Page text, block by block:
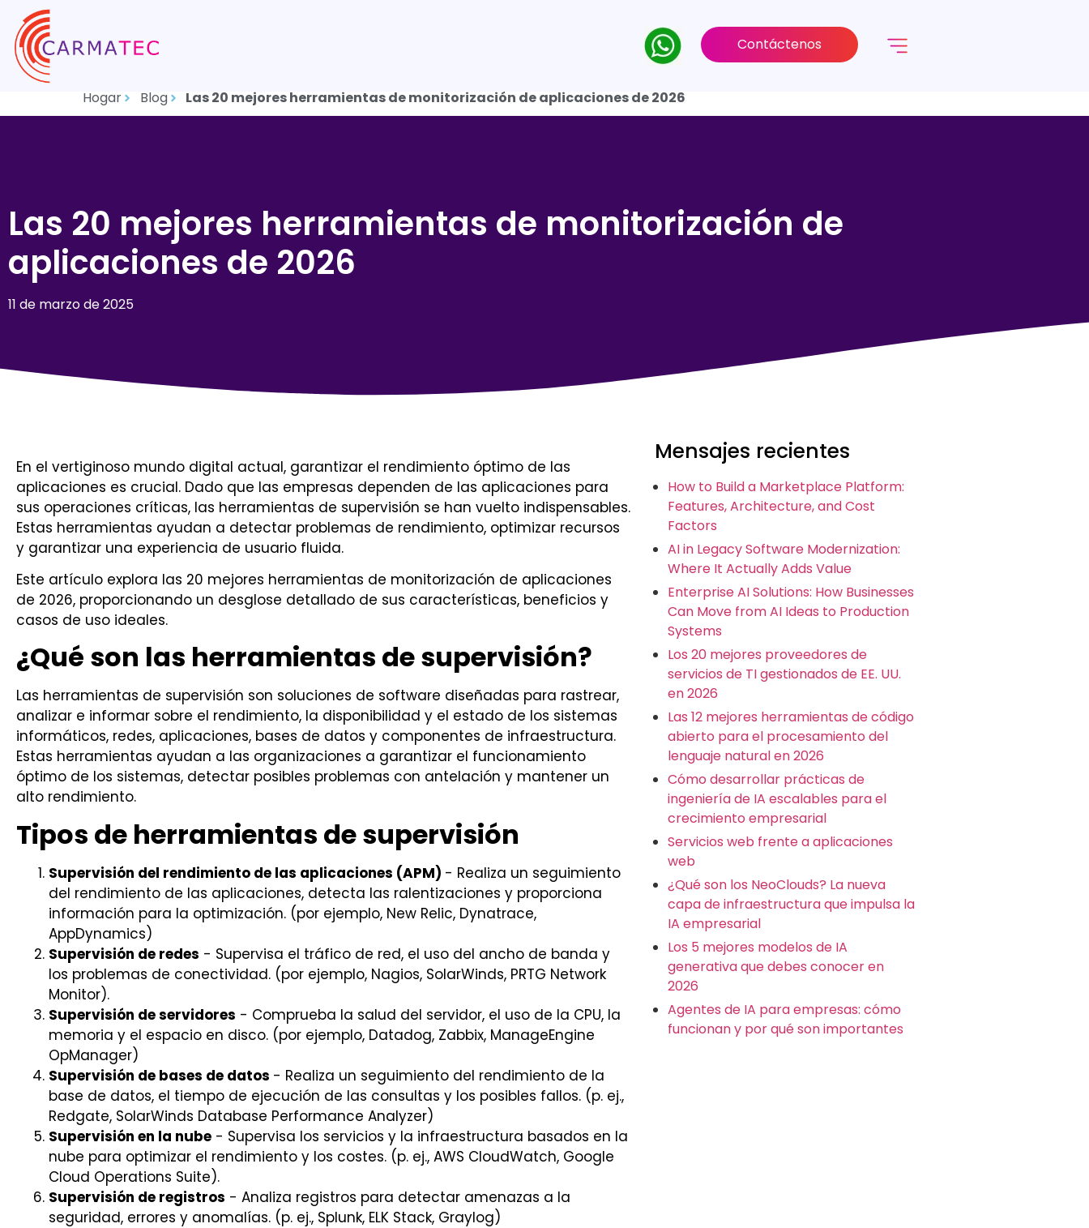
Contáctenos
Hogar Blog Las 20 mejores herramientas de monitorización de aplicaciones de 2026
Las 20 mejores herramientas de monitorización de
aplicaciones de 2026
11 de marzo de 2025
En el vertiginoso mundo digital actual, garantizar el rendimiento óptimo de las
aplicaciones es crucial. Dado que las empresas dependen de las aplicaciones para
sus operaciones críticas, las herramientas de supervisión se han vuelto indispensables.
Estas herramientas ayudan a detectar problemas de rendimiento, optimizar recursos
y garantizar una experiencia de usuario fluida.
Este artículo explora las 20 mejores herramientas de monitorización de aplicaciones
de 2026, proporcionando un desglose detallado de sus características, beneficios y
casos de uso ideales.
¿Qué son las herramientas de supervisión?
Las herramientas de supervisión son soluciones de software diseñadas para rastrear,
analizar e informar sobre el rendimiento, la disponibilidad y el estado de los sistemas
informáticos, redes, aplicaciones, bases de datos y componentes de infraestructura.
Estas herramientas ayudan a las organizaciones a garantizar el funcionamiento
óptimo de los sistemas, detectar posibles problemas con antelación y mantener un
alto rendimiento.
Tipos de herramientas de supervisión
Supervisión del rendimiento de las aplicaciones (APM) - Realiza un seguimiento
del rendimiento de las aplicaciones, detecta las ralentizaciones y proporciona
información para la optimización. (por ejemplo, New Relic, Dynatrace,
AppDynamics)
Supervisión de redes - Supervisa el tráfico de red, el uso del ancho de banda y
los problemas de conectividad. (por ejemplo, Nagios, SolarWinds, PRTG Network
Monitor).
Supervisión de servidores - Comprueba la salud del servidor, el uso de la CPU, la
memoria y el espacio en disco. (por ejemplo, Datadog, Zabbix, ManageEngine
OpManager)
Supervisión de bases de datos - Realiza un seguimiento del rendimiento de la
base de datos, el tiempo de ejecución de las consultas y los posibles fallos. (p. ej.,
Redgate, SolarWinds Database Performance Analyzer)
Supervisión en la nube - Supervisa los servicios y la infraestructura basados en la
nube para optimizar el rendimiento y los costes. (p. ej., AWS CloudWatch, Google
Cloud Operations Suite).
Supervisión de registros - Analiza registros para detectar amenazas a la
seguridad, errores y anomalías. (p. ej., Splunk, ELK Stack, Graylog)
Mensajes recientes
How to Build a Marketplace Platform:
Features, Architecture, and Cost
Factors
AI in Legacy Software Modernization:
Where It Actually Adds Value
Enterprise AI Solutions: How Businesses
Can Move from AI Ideas to Production
Systems
Los 20 mejores proveedores de
servicios de TI gestionados de EE. UU.
en 2026
Las 12 mejores herramientas de código
abierto para el procesamiento del
lenguaje natural en 2026
Cómo desarrollar prácticas de
ingeniería de IA escalables para el
crecimiento empresarial
Servicios web frente a aplicaciones
web
¿Qué son los NeoClouds? La nueva
capa de infraestructura que impulsa la
IA empresarial
Los 5 mejores modelos de IA
generativa que debes conocer en
2026
Agentes de IA para empresas: cómo
funcionan y por qué son importantes